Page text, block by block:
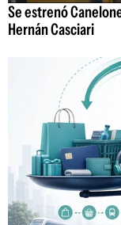
Se estrenó
Hernán Casciari